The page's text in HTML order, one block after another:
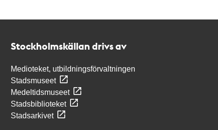
Stockholmskällan drivs av
Medioteket, utbildningsförvaltningen
Stadsmuseet
Medeltidsmuseet
Stadsbiblioteket
Stadsarkivet